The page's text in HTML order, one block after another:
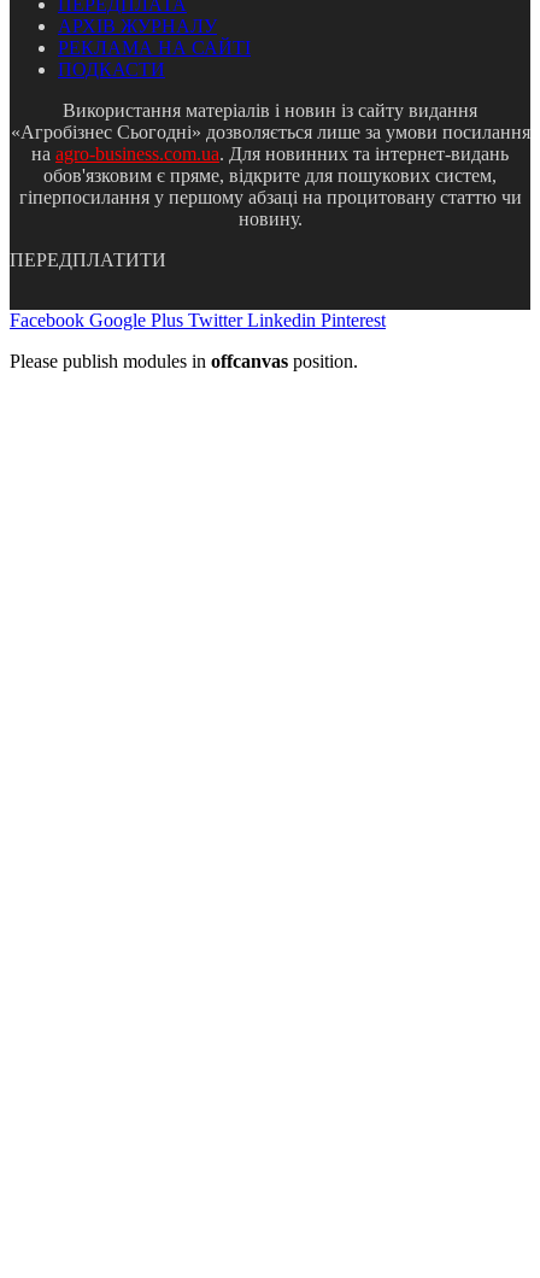
ПЕРЕДПЛАТА
АРХІВ ЖУРНАЛУ
РЕКЛАМА НА САЙТІ
ПОДКАСТИ
Використання матеріалів і новин із сайту видання
«Агробізнес Сьогодні» дозволяється лише за умови посилання
на agro-business.com.ua. Для новинних та інтернет-видань
обов'язковим є пряме, відкрите для пошукових систем,
гіперпосилання у першому абзаці на процитовану статтю чи
новину.
ПЕРЕДПЛАТИТИ
Facebook Google Plus Twitter Linkedin Pinterest
Please publish modules in offcanvas position.